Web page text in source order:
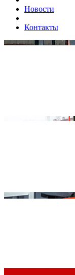
Новости
Контакты